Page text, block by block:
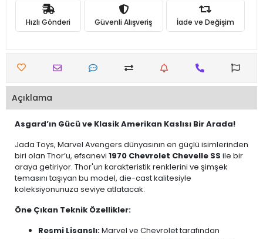
Hızlı Gönderi Güvenli Alışveriş İade ve Değişim
Açıklama
Asgard’ın Gücü ve Klasik Amerikan Kaslısı Bir Arada!
Jada Toys, Marvel Avengers dünyasının en güçlü isimlerinden
biri olan Thor’u, efsanevi 1970 Chevrolet Chevelle SS ile bir
araya getiriyor. Thor'un karakteristik renklerini ve şimşek
temasını taşıyan bu model, die-cast kalitesiyle
koleksiyonunuza seviye atlatacak.
Öne Çıkan Teknik Özellikler:
Resmi Lisanslı:Marvel ve Chevrolet tarafından